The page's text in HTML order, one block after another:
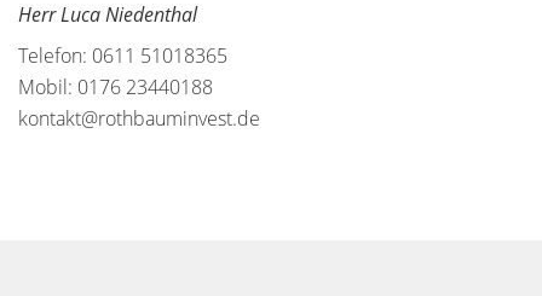
Herr Luca Niedenthal
Telefon: 0611 51018365
Mobil: 0176 23440188
kontakt@rothbauminvest.de